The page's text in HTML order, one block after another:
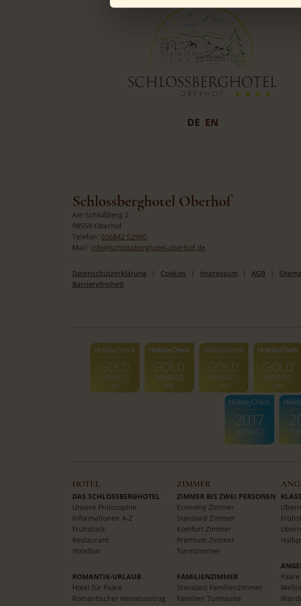
DE EN
Schlossberghotel Oberhof
Am Schloßberg 2
98559 Oberhof
Telefon: 036842 52990
Mail: info@schlossberghotel-oberhof.de
Datenschutzerklärung Cookies Impressum AGB
Barrierefreiheit
HOTEL
DAS SCHLOSSBERGHOTEL
Unsere Philosophie
Informationen A-Z
Frühstück
Restaurant
Hotelbar
ROMANTIK-URLAUB
Hotel für Paare
Romantischer Heiratsantrag
ZIMMER
ZIMMER BIS ZWEI PERSONEN
Economy Zimmer
Standard Zimmer
Komfort Zimmer
Premium Zimmer
Turmzimmer
FAMILIENZIMMER
Standard Familienzimmer
Familien Turmsuite
Paare